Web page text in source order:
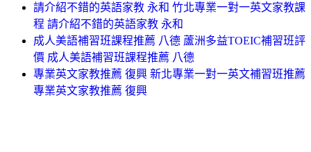
請介紹不錯的英語家教 永和 竹北專業一對一英文家教課
程 請介紹不錯的英語家教 永和
成人美語補習班課程推薦 八德 蘆洲多益TOEIC補習班評
價 成人美語補習班課程推薦 八德
專業英文家教推薦 復興 新北專業一對一英文補習班推薦
專業英文家教推薦 復興